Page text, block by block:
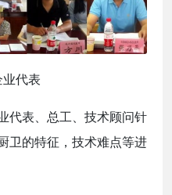
代表
代表、总工、技术顾问针
卫的特征，技术难点等进